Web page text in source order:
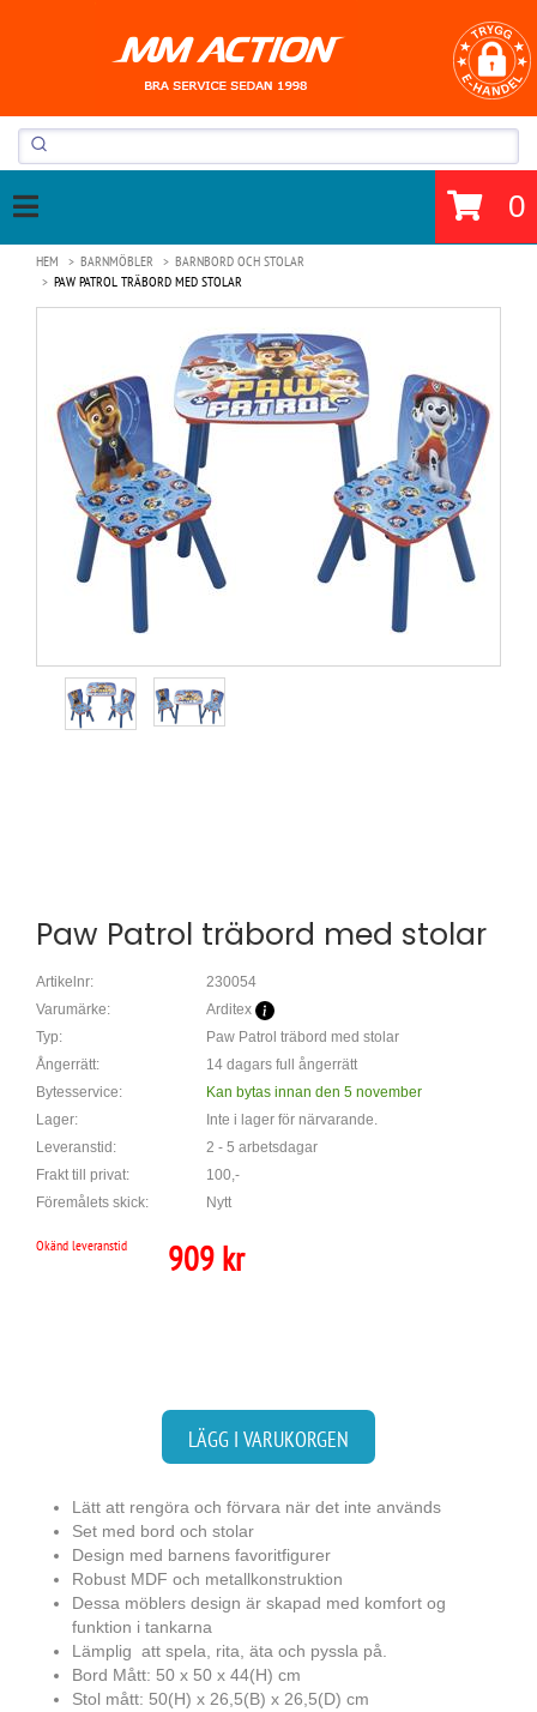
0
HEM BARNMÖBLER
BARNBORD OCH STOLAR
PAW PATROL TRÄBORD MED STOLAR
Paw Patrol träbord med stolar
Artikelnr:
230054
Varumärke:
Arditex
Typ:
Paw Patrol träbord med stolar
Ångerrätt:
14 dagars full ångerrätt
Bytesservice:
Kan bytas innan den 5 november
Lager:
Inte i lager för närvarande.
Leveranstid:
2 - 5 arbetsdagar
Frakt till privat:
100,-
Föremålets skick:
Nytt
Okänd leveranstid 909 kr
LÄGG I VARUKORGEN
Lätt att rengöra och förvara när det inte används
Set med bord och stolar
Design med barnens favoritfigurer
Robust MDF och metallkonstruktion
Dessa möblers design är skapad med komfort og
funktion i tankarna
Lämplig att spela, rita, äta och pyssla på.
Bord Mått: 50 x 50 x 44(H) cm
Stol mått: 50(H) x 26,5(B) x 26,5(D) cm